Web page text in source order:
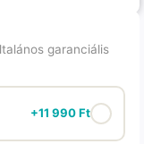
garanciális
+11 990Ft